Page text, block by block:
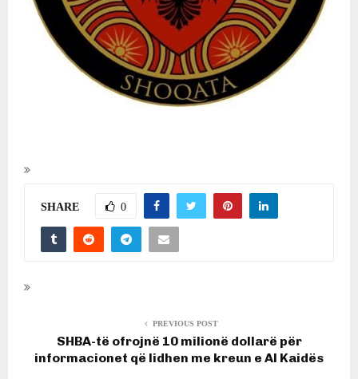
SHARE 0
PREVIOUS POST
SHBA-të ofrojnë 10 milionë dollarë për
informacionet që lidhen me kreun e Al Kaidës